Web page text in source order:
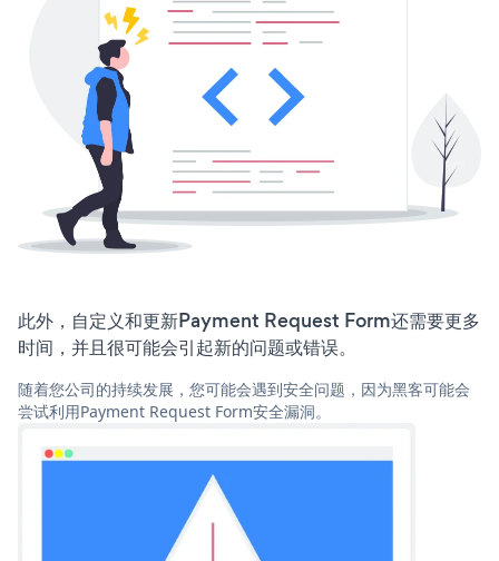
此外，自定义和更新Payment Request Form还需要更多
时间，并且很可能会引起新的问题或错误。
随着您公司的持续发展，您可能会遇到安全问题，因为黑客可能会
尝试利用Payment Request Form安全漏洞。